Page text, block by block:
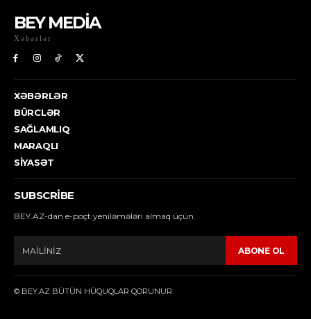
BEY MEDİA
Xəbərlər
XƏBƏRLƏR
BÜRCLƏR
SAĞLAMLIQ
MARAQLI
SIYASƏT
SUBSCRIBE
BEY.AZ-dan e-poçt yeniləmələri almaq üçün.
ABONE OL
© BEY.AZ BÜTÜN HÜQUQLAR QORUNUR